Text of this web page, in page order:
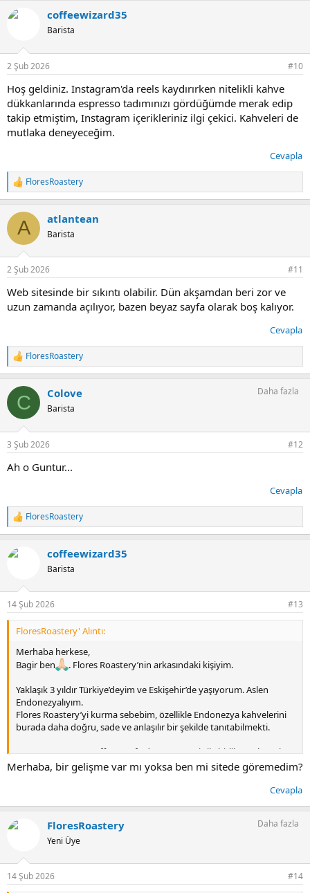
k
coffeewizard35
Barista
2 Şub 2026 #10
Hoş geldiniz. Instagram'da reels kaydırırken nitelikli kahve
dükkanlarında espresso tadımınızı gördüğümde merak edip
takip etmiştim, Instagram içerikleriniz ilgi çekici. Kahveleri de
mutlaka deneyeceğim.
Cevapla
T
e
k
l
FloresRoastery
A atlantean
Barista
2 Şub 2026 #11
Web sitesinde bir sıkıntı olabilir. Dün akşamdan beri zor ve
uzun zamanda açılıyor, bazen beyaz sayfa olarak boş kalıyor.
Cevapla
T
e
k
l
FloresRoastery
C Colove
Barista
Daha fazla
3 Şub 2026 #12
Ah o Guntur...
Cevapla
T
e
k
:
FloresRoastery
coffeewizard35
Barista
14 Şub 2026 #13
FloresRoastery' Alıntı:
Merhaba herkese,
Bagir ben
. Flores Roastery’nin arkasındaki kişiyim.
Yaklaşık 3 yıldır Türkiye’deyim ve Eskişehir’de yaşıyorum. Aslen
Endonezyalıyım.
Flores Roastery’yi kurma sebebim, özellikle Endonezya kahvelerini
burada daha doğru, sade ve anlaşılır bir şekilde tanıtabilmekti.
Bu süreçte, green coffee tarafında Ruso Exotic ile birlikte çalışarak,
Endonezya’dan ilk etapta daha klasik profilli 3 kahveyi doğrudan
kendi ithalatımızla getirmeyi başardık:
Guntur – Honey
Papandayan – Natural
Bu kahveler 100 g, 200 g ve 500 g paket seçenekleriyle satışta olacak.
Ayrıca küçük bir deneme seti olarak hazırladığımız Indonesia Series
Box da olacak. Bu kutuda şu kahveler yer alıyor
Merhaba, bir gelişme var mı yoksa ben mi sitede göremedim?
Cevapla
FloresRoastery
Yeni Üye
Daha fazla
14 Şub 2026 #14